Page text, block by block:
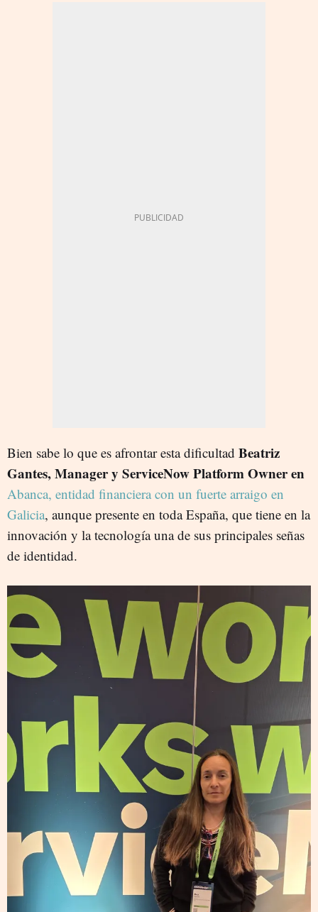
Bien sabe lo que es afrontar esta dificultad Beatriz
Gantes, Manager y ServiceNow Platform Owner en
Abanca, entidad financiera con un fuerte arraigo en
Galicia, aunque presente en toda España, que tiene en la
innovación y la tecnología una de sus principales señas
de identidad.